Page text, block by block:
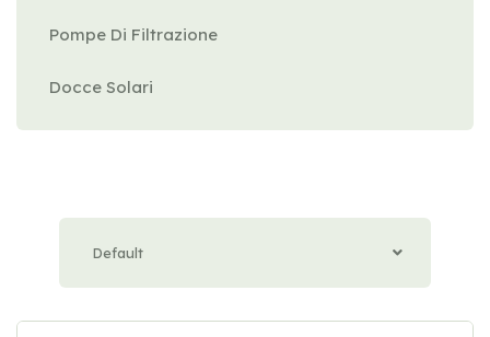
Pompe Di Filtrazione
Docce Solari
Default